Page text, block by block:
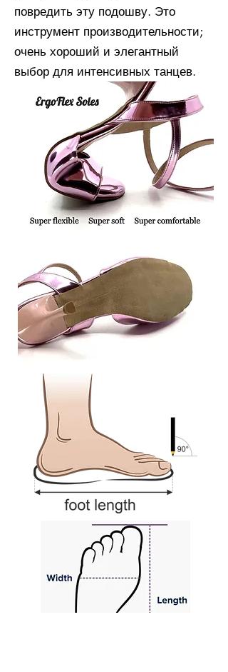
повредить эту подошву. Это
инструмент производительности;
очень хороший и элегантный
выбор для интенсивных танцев.